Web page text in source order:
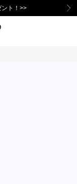
ト！>>